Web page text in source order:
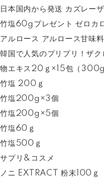
日本国内から発送 カズレー
竹塩60gプレゼント ゼロカ
アルロース アルロース甘味
韓国で人気のプリプリ！ザ
物エキス20ｇ×15包（
竹塩 200ｇ
竹塩200g×3個
竹塩200g×5個
竹塩60ｇ
竹塩500ｇ
サプリ&コスメ
ノニ EXTRACT 粉末100ｇ